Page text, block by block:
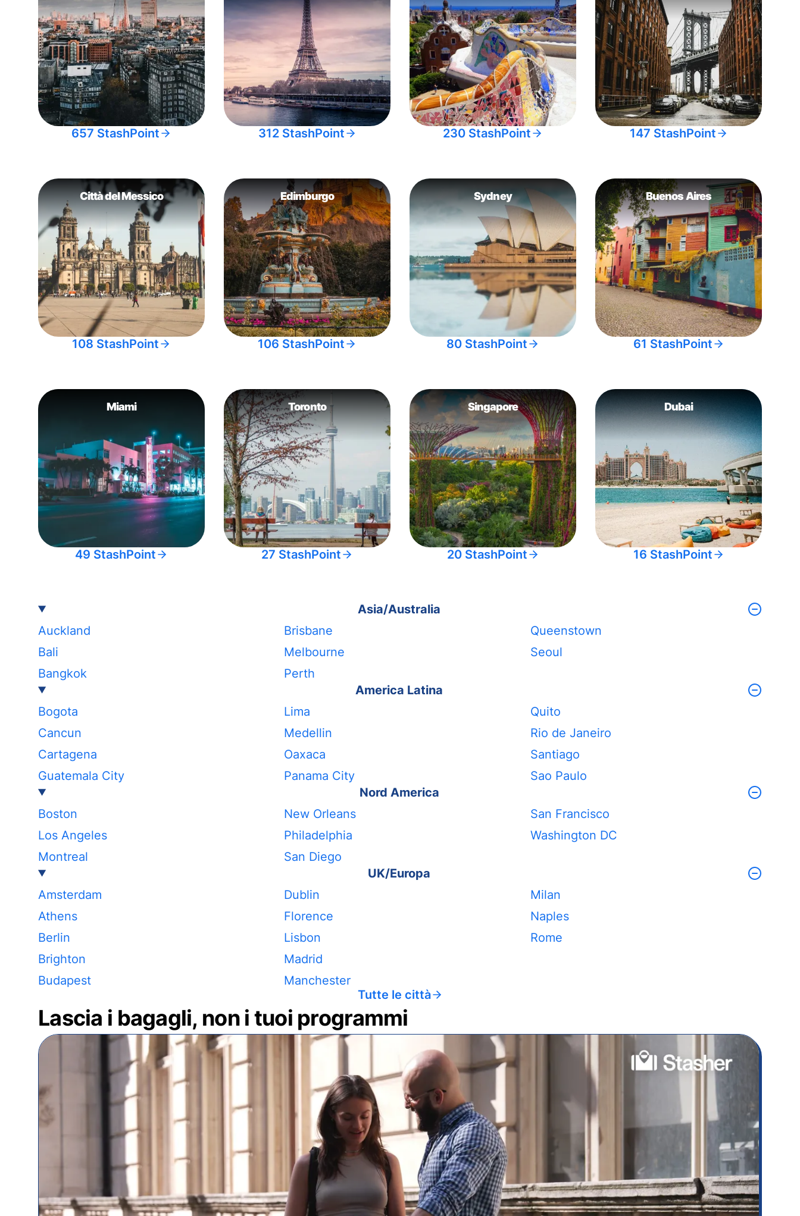
657 StashPoint 312 StashPoint 230 StashPoint 147 StashPoint
Città del Messico
108 StashPoint
Edimburgo
106 StashPoint
Sydney
80 StashPoint
Buenos Aires
61 StashPoint
Miami
49 StashPoint
Toronto
27 StashPoint
Singapore
20 StashPoint
Dubai
16 StashPoint
Asia/Australia
Auckland
Bali
Bangkok
Brisbane
Melbourne
Perth
Queenstown
Seoul
America Latina
Bogota
Cancun
Cartagena
Guatemala City
Lima
Medellin
Oaxaca
Panama City
Quito
Rio de Janeiro
Santiago
Sao Paulo
Nord America
Boston
Los Angeles
Montreal
New Orleans
Philadelphia
San Diego
San Francisco
Washington DC
UK/Europa
Amsterdam
Athens
Berlin
Brighton
Budapest
Dublin
Florence
Lisbon
Madrid
Manchester
Milan
Naples
Rome
Tutte le città
Lascia i bagagli, non i tuoi programmi